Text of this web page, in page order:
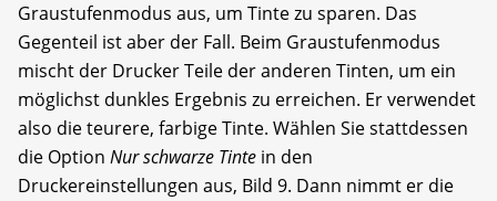
Graustufenmodus aus, um Tinte zu sparen. Das
Gegenteil ist aber der Fall. Beim Graustufenmodus
mischt der Drucker Teile der anderen Tinten, um ein
möglichst dunkles Ergebnis zu erreichen. Er verwendet
also die teurere, farbige Tinte. Wählen Sie stattdessen
die Option Nur schwarze Tinte in den
Druckereinstellungen aus, Bild 9. Dann nimmt er die